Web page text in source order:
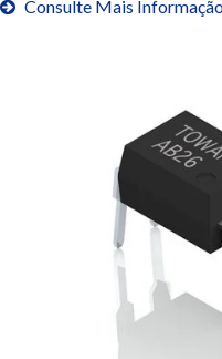
Consulte Mais